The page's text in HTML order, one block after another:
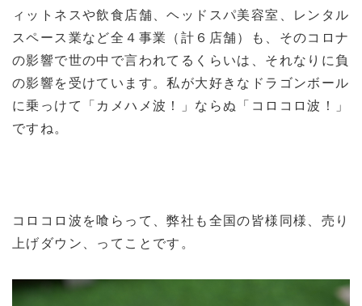
ィットネスや飲食店舗、ヘッドスパ美容室、レンタル
スペース業など全４事業（計６店舗）も、そのコロナ
の影響で世の中で言われてるくらいは、それなりに負
の影響を受けています。私が大好きなドラゴンボール
に乗っけて「カメハメ波！」ならぬ「コロコロ波！」
ですね。
コロコロ波を喰らって、弊社も全国の皆様同様、売り
上げダウン、ってことです。